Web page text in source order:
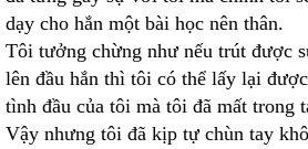
dạy cho hắn một bài học nên thân.
Tôi tưởng chừng như nếu trút được
lên đầu hắn thì tôi có thể lấy lại
tình đầu của tôi mà tôi đã mất trong
Vậy nhưng tôi đã kịp tự chùn tay